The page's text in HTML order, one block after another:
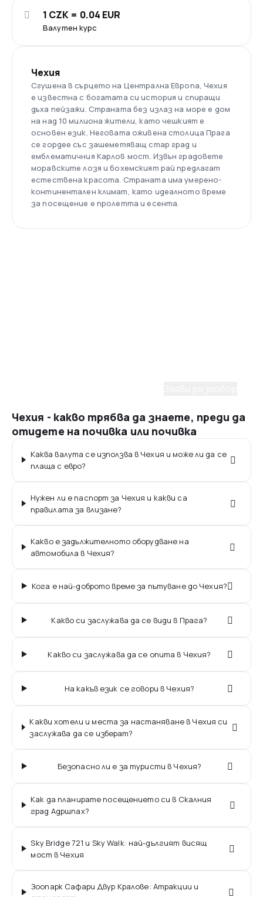
Валутен курс
1 CZK = 0.04 EUR
Чехия
Сгушена в сърцето на Централна Европа, Чехия
е известна с богатата си история и спиращи
дъха пейзажи. Страната без излаз на море е дом
на над 10 милиона жители, като чешкият е
основен език. Неговата оживена столица Прага
се гордее със зашеметяващ стар град и
емблематичния Карлов мост. Извън градовете
моравските лозя и бохемският рай предлагат
естествена красота. Страната има умерено-
континентален климат, като идеалното време
за посещение е пролетта и есента.
Чехия - какво трябва да знаете, преди да
отидете на почивка или почивка
Каква валута се използва в Чехия и може ли да се
плаща с евро?
Нужен ли е паспорт за Чехия и какви са
правилата за влизане?
Какво е задължителното оборудване на
автомобила в Чехия?
Кога е най-доброто време за пътуване до Чехия?
Какво си заслужава да се види в Прага?
Какво си заслужава да се опита в Чехия?
На какъв език се говори в Чехия?
Какви хотели и места за настаняване в Чехия си
заслужава да се изберат?
Безопасно ли е за туристи в Чехия?
Как да планирате посещението си в Скалния
град Адршпах?
Sky Bridge 721 и Sky Walk: най-дългият висящ
мост в Чехия
Зоопарк Сафари Двур Кралове: Атракции и